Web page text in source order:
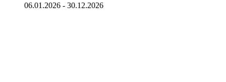
06.01.2026 - 30.12.2026